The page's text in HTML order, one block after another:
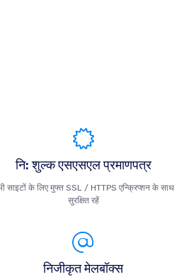
नि: शुल्क एसएसएल प्रमाणपत्र
साइटों के लिए मुफ्त SSL / HTTPS एन्क्रिप्शन के साथ
सुरक्षित रहें
निजीकृत मेलबॉक्स